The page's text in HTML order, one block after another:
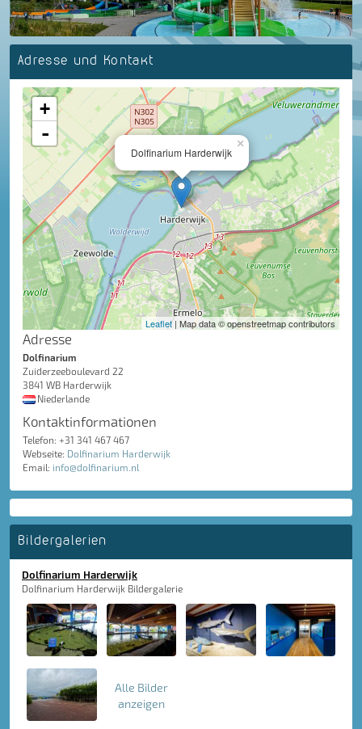
Adresse und Kontakt
×
Dolfinarium Harderwijk
+
-
Leaflet| Map data © openstreetmap contributors
Adresse
Dolfinarium
Zuiderzeeboulevard 22
3841 WB Harderwijk
Niederlande
Kontaktinformationen
Telefon: +31 341 467 467
Webseite: Dolfinarium Harderwijk
Email: info@dolfinarium.nl
Bildergalerien
Dolfinarium Harderwijk
Dolfinarium Harderwijk Bildergalerie
Alle Bilder
anzeigen